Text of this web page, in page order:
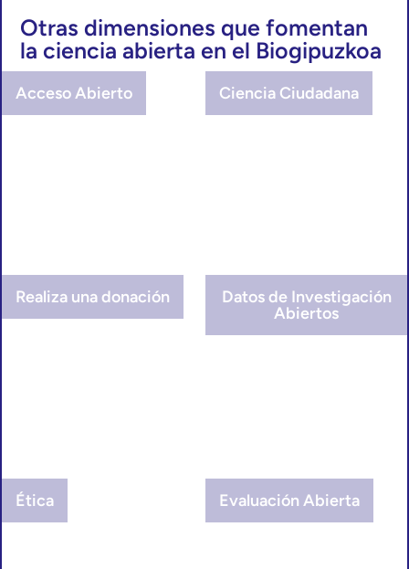
Otras dimensiones que fomentan
la ciencia abierta en el Biogipuzkoa
Acceso Abierto Ciencia Ciudadana
Realiza una donación
Datos de Investigación
Abiertos
Ética Evaluación Abierta